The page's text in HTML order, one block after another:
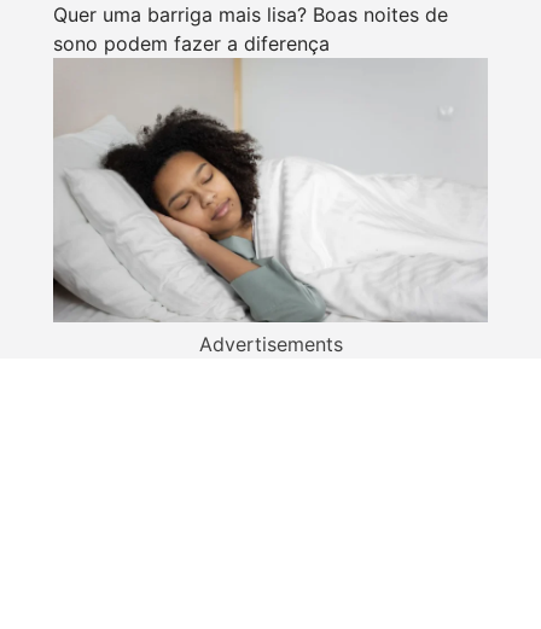
Quer uma barriga mais lisa? Boas noites de
sono podem fazer a diferença
Advertisements